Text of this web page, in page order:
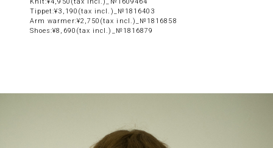
Knit:¥4,950(tax incl.)_№1609464
Tippet:¥3,190(tax incl.)_№1816403
Arm warmer:¥2,750(tax incl.)_№1816858
Shoes:¥8,690(tax incl.)_№1816879